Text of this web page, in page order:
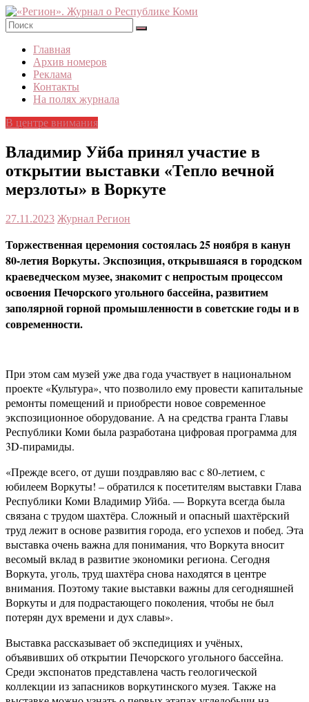
Skip
to
content
«Регион».
Журнал
Республике
Коми
Главная
Архив номеров
Реклама
Контакты
На полях журнала
В центре внимания
Владимир Уйба принял участие в
открытии выставки «Тепло вечной
мерзлоты» в Воркуте
27.11.2023 Журнал Регион
Торжественная церемония состоялась 25 ноября в канун
80-летия Воркуты. Экспозиция, открывшаяся в городском
краеведческом музее, знакомит с непростым процессом
освоения Печорского угольного бассейна, развитием
заполярной горной промышленности в советские годы и в
современности.
При этом сам музей уже два года участвует в национальном
проекте «Культура», что позволило ему провести капитальные
ремонты помещений и приобрести новое современное
экспозиционное оборудование. А на средства гранта Главы
Республики Коми была разработана цифровая программа для
3D-пирамиды.
«Прежде всего, от души поздравляю вас с 80-летием, с
юбилеем Воркуты! – обратился к посетителям выставки Глава
Республики Коми Владимир Уйба. — Воркута всегда была
связана с трудом шахтёра. Сложный и опасный шахтёрский
труд лежит в основе развития города, его успехов и побед. Эта
выставка очень важна для понимания, что Воркута вносит
весомый вклад в развитие экономики региона. Сегодня
Воркута, уголь, труд шахтёра снова находятся в центре
внимания. Поэтому такие выставки важны для сегодняшней
Воркуты и для подрастающего поколения, чтобы не был
потерян дух времени и дух славы».
Выставка рассказывает об экспедициях и учёных,
объявивших об открытии Печорского угольного бассейна.
Среди экспонатов представлена часть геологической
коллекции из запасников воркутинского музея. Также на